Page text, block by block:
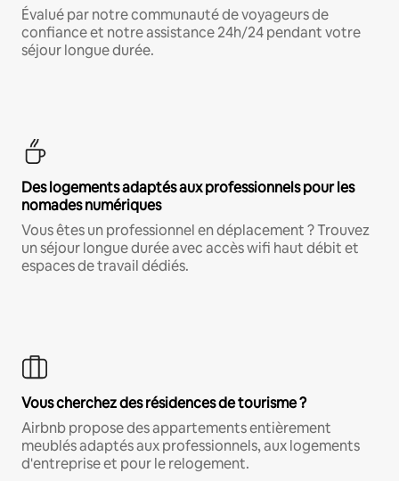
Évalué par notre communauté de voyageurs de
confiance et notre assistance 24h/24 pendant votre
séjour longue durée.
Des logements adaptés aux professionnels pour les
nomades numériques
Vous êtes un professionnel en déplacement ? Trouvez
un séjour longue durée avec accès wifi haut débit et
espaces de travail dédiés.
Vous cherchez des résidences de tourisme ?
Airbnb propose des appartements entièrement
meublés adaptés aux professionnels, aux logements
d'entreprise et pour le relogement.